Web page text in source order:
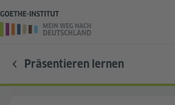
Präsentieren lernen